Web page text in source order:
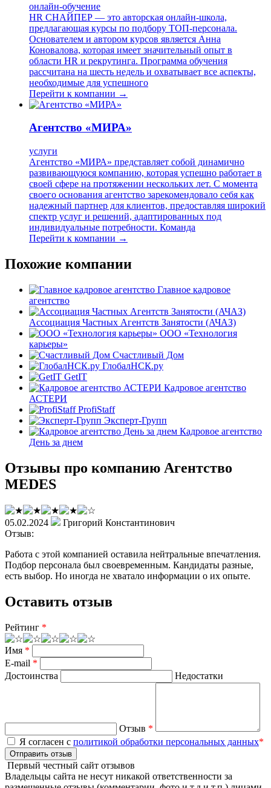
онлайн-обучение
HR СНАЙПЕР — это авторская онлайн-школа,
предлагающая курсы по подбору ТОП-персонала.
Основателем и автором курсов является Анна
Коновалова, которая имеет значительный опыт в
области HR и рекрутинга. Программа обучения
рассчитана на шесть недель и охватывает все аспекты,
необходимые для успешного
Перейти к компании →
Агентство «МИРА»
услуги
Агентство «МИРА» представляет собой динамично
развивающуюся компанию, которая успешно работает в
своей сфере на протяжении нескольких лет. С момента
своего основания агентство зарекомендовало себя как
надежный партнер для клиентов, предоставляя широкий
спектр услуг и решений, адаптированных под
индивидуальные потребности. Команда
Перейти к компании →
Похожие компании
Главное кадровое
агентство
Ассоциация Частных Агентств Занятости (АЧАЗ)
ООО «Технология
карьеры»
Счастливый Дом
ГлобалНСК.ру
GetIT
Кадровое агентство
АСТЕРИ
ProfiStaff
Эксперт-Групп
Кадровое агентство
День за днем
Отзывы про компанию Агентство
MEDES
05.02.2024
Григорий Константинович
Отзыв:
Работа с этой компанией оставила нейтральные впечатления.
Подбор персонала был своевременным. Кандидаты разные,
есть выбор. Но иногда не хватало информации о их опыте.
Оставить отзыв
Рейтинг *
Имя *
E-mail *
Достоинства
Недостатки
Отзыв *
Я согласен с политикой обработки персональных данных*
Отправить отзыв
Первый честный сайт отзывов
Владельцы сайта не несут никакой ответственности за